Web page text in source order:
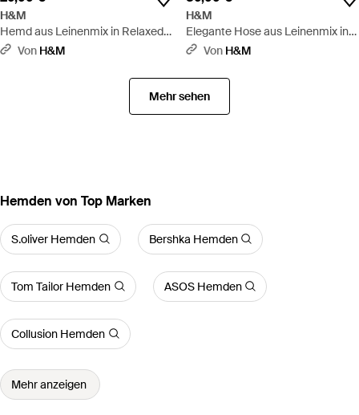
H&M
Hemd aus Leinenmix in Relaxed
Fit - Pink
Von H&M
H&M
Elegante Hose aus Leinenmix in
Regular Fit - Schwarz
Von H&M
Mehr sehen
Hemden von Top Marken
S.oliver Hemden Bershka Hemden
Tom Tailor Hemden ASOS Hemden
Collusion Hemden
Mehr anzeigen